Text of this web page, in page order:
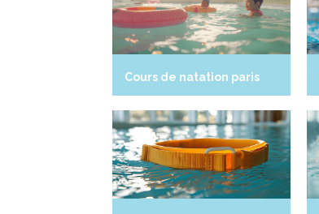
Cours de natation paris